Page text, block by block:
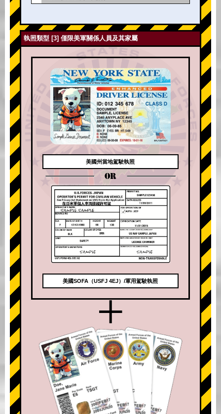
執照類型 [3] 僅限美軍關係人員及其家屬
美國州當地駕駛執照
OR
美國SOFA（USFJ 4EJ）/軍用駕駛執照
+